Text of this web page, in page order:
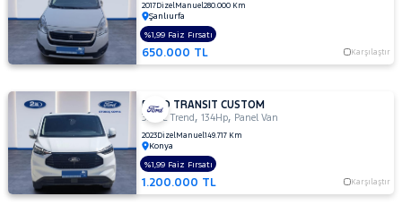
2017DizelManuel280.000 Km
Şanlıurfa
650.000 TL Karşılaştır
%1,99 Faiz Fırsatı
FORD TRANSIT CUSTOM
320 L Trend ,134Hp, Panel Van
2023DizelManuel149.717 Km
Konya
1.200.000 TL Karşılaştır
%1,99 Faiz Fırsatı